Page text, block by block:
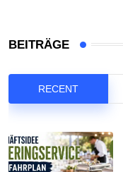
BEITRÄGE
RECENT